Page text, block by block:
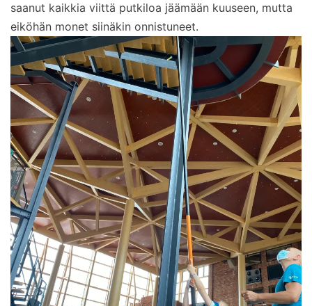
saanut kaikkia viittä putkiloa jäämään kuuseen, mutta
eiköhän monet siinäkin onnistuneet.